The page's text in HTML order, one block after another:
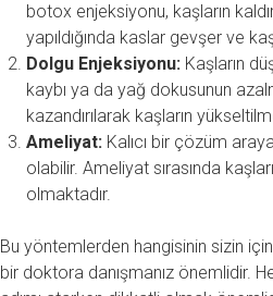
botox enjeksiyonu, kaşların
yapıldığında kaslar gevşer ve
Dolgu Enjeksiyonu:Kaşların
kaybı ya da yağ dokusunun
kazandırılarak kaşların
Ameliyat:Kalıcı bir çözüm
olabilir. Ameliyat sırasında
olmaktadır.
Bu yöntemlerden hangisinin sizin
bir doktora danışmanız önemlidir.